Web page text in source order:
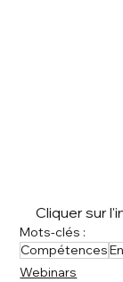
Cliquer sur
Mots-clés :
Compétences
Webinars